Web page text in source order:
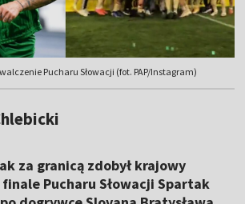
Pucharu Słowacji (fot. PAP/Instagram)
za granicą zdobył krajowy
finale Pucharu Słowacji Spartak